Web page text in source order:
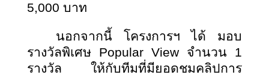
5,000 บาท
นอกจากนี้ โครงการฯ ได้ มอบ
รางวัลพิเศษ Popular View จำนวน 1
รางวัล ให้กับทีมที่มียอดชมคลิปการ